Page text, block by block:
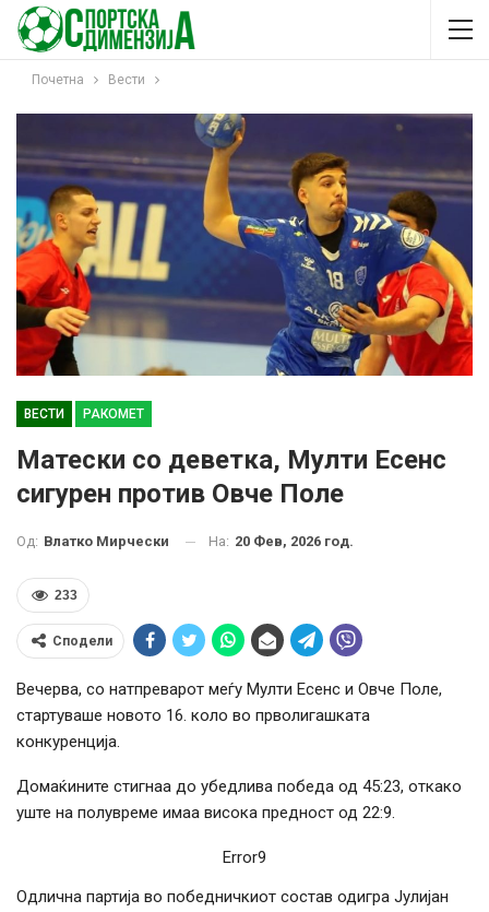
Почетна Вести
ВЕСТИ РАКОМЕТ
Матески со деветка, Мулти Есенс
сигурен против Овче Поле
Од: Влатко Мирчески На: 20 Фев, 2026 год.
233
Сподели
Вечерва, со натпреварот меѓу Мулти Есенс и Овче Поле,
стартуваше новото 16. коло во прволигашката
конкуренција.
Домаќините стигнаа до убедлива победа од 45:23, откако
уште на полувреме имаа висока предност од 22:9.
Error9
Одлична партија во победничкиот состав одигра Јулијан